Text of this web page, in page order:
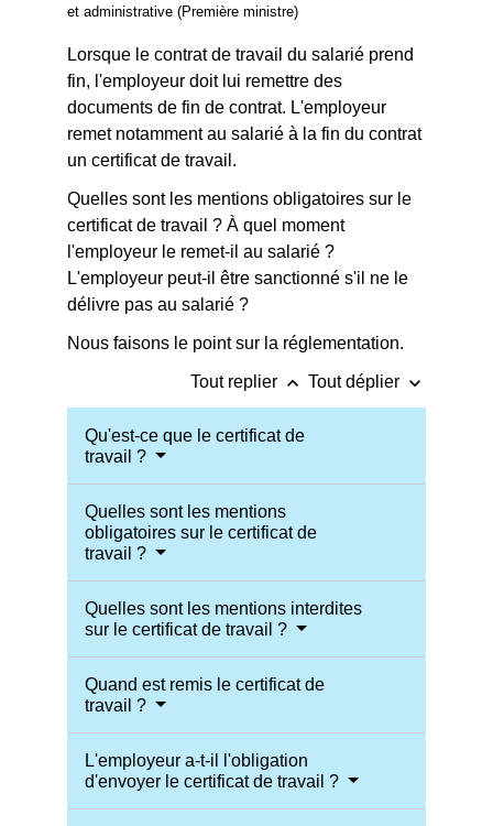
et administrative (Première ministre)
Lorsque le contrat de travail du salarié prend
fin, l'employeur doit lui remettre des
documents de fin de contrat. L'employeur
remet notamment au salarié à la fin du contrat
un certificat de travail.
Quelles sont les mentions obligatoires sur le
certificat de travail ? À quel moment
l'employeur le remet-il au salarié ?
L'employeur peut-il être sanctionné s'il ne le
délivre pas au salarié ?
Nous faisons le point sur la réglementation.
Tout replier keyboard_arrow_up Tout déplier keyboard_arrow_down
Qu'est-ce que le certificat de
travail ?
Quelles sont les mentions
obligatoires sur le certificat de
travail ?
Quelles sont les mentions interdites
sur le certificat de travail ?
Quand est remis le certificat de
travail ?
L'employeur a-t-il l'obligation
d'envoyer le certificat de travail ?